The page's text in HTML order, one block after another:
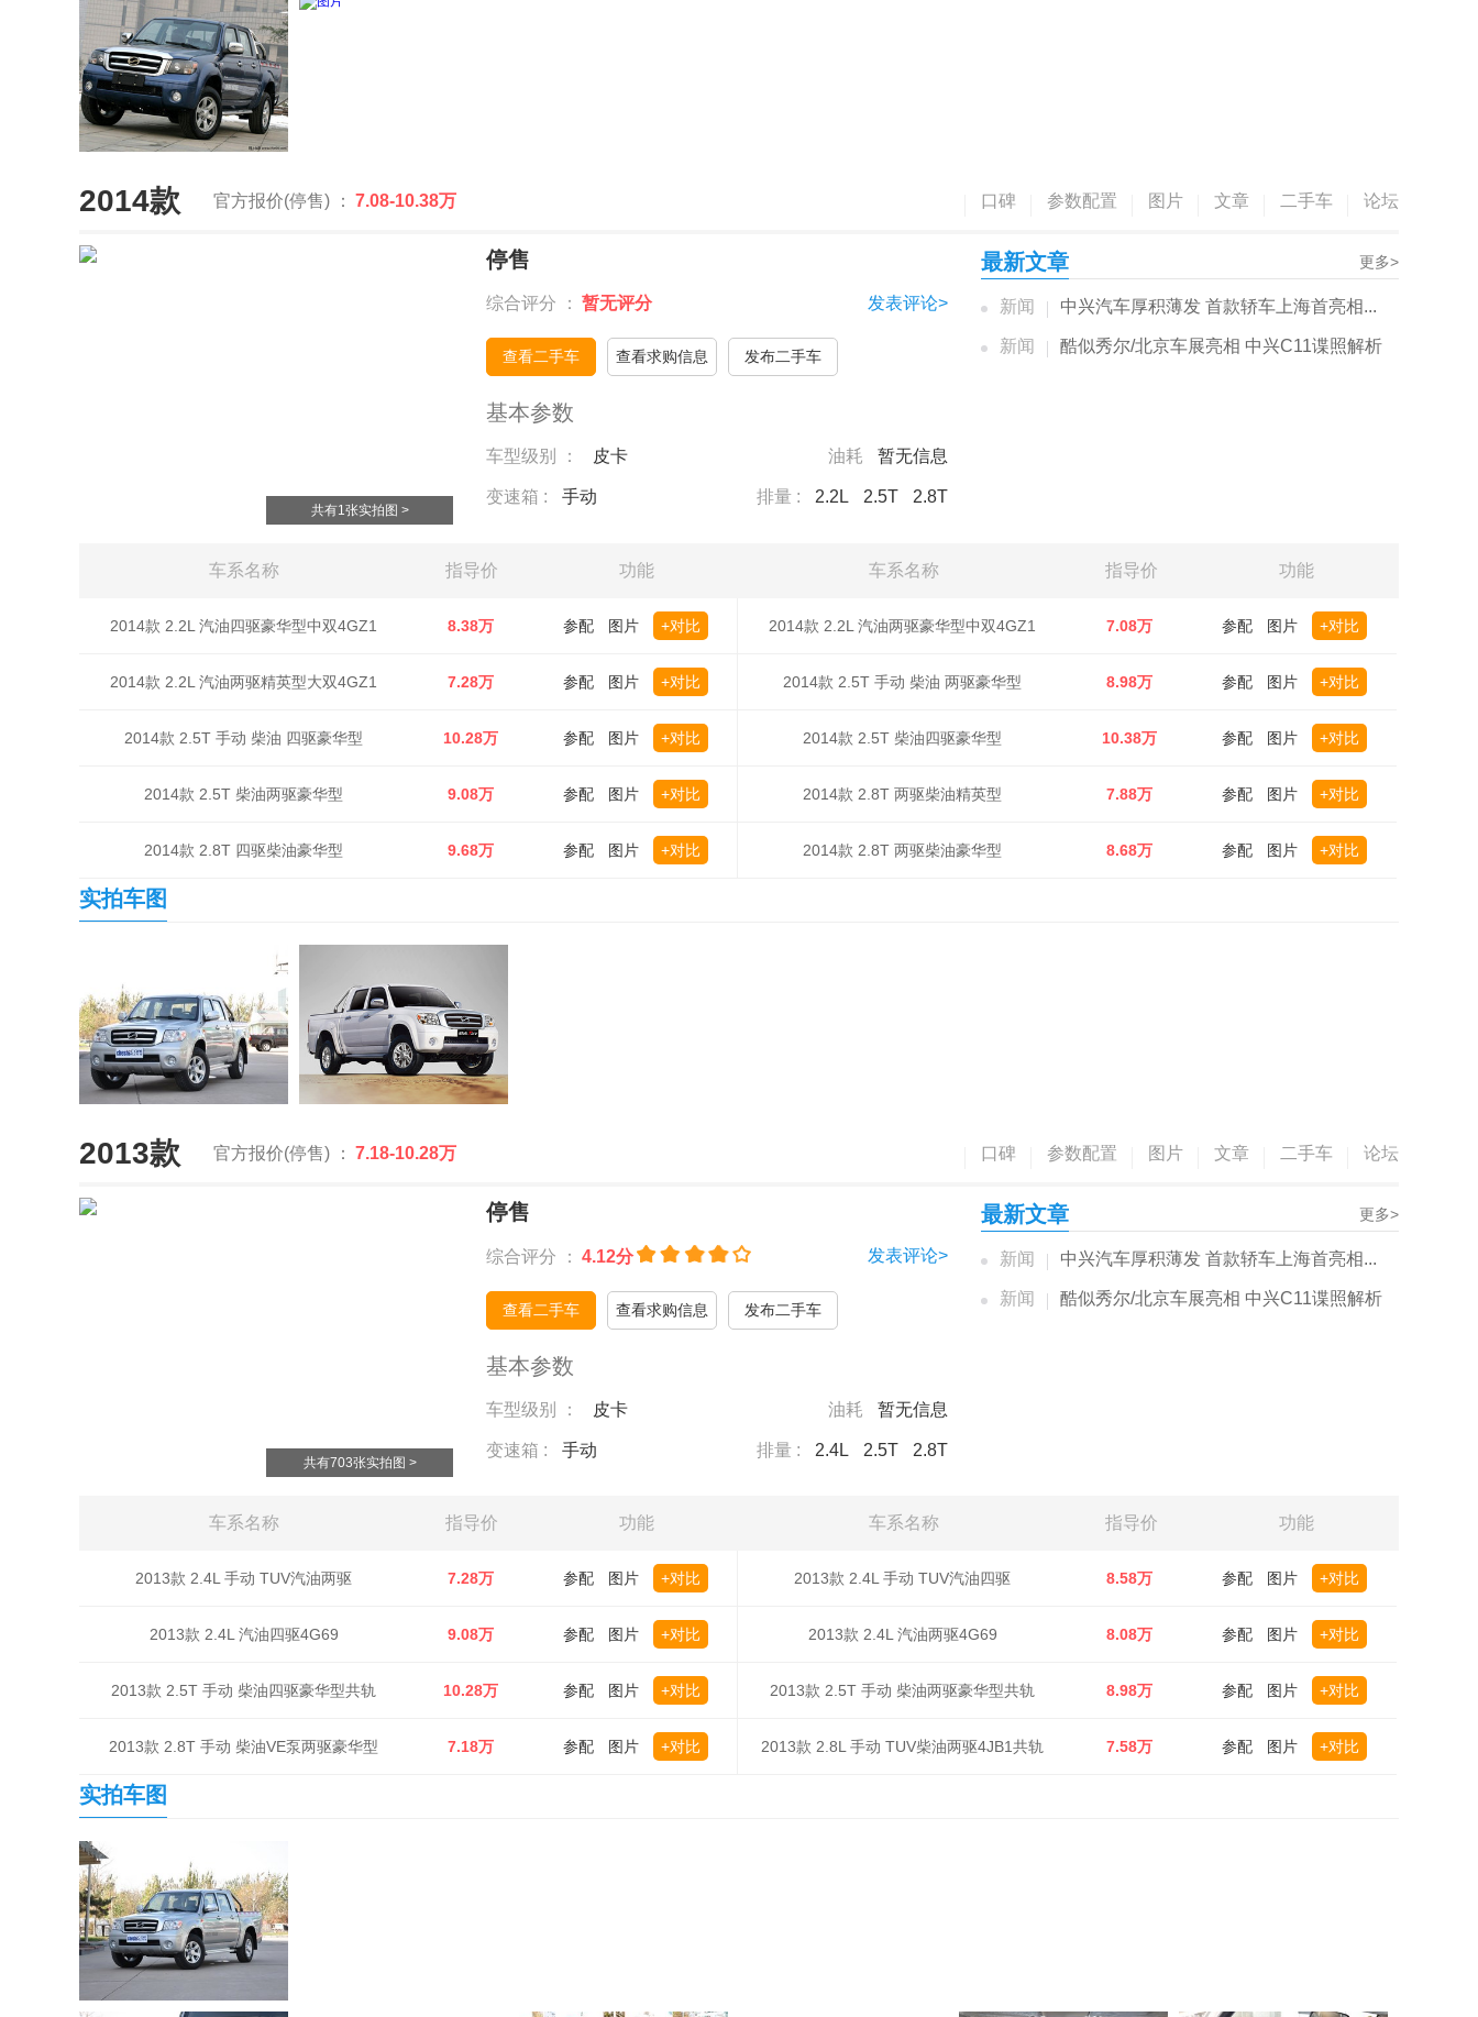
2014款 官方报价(停售) ： 7.08-10.38万 口碑 参数配置 图片 文章 二手车 论坛
共有1张实拍图 >
停售
综合评分 ： 暂无评分 发表评论>
查看二手车 查看求购信息 发布二手车
基本参数
车型级别 ： 皮卡 油耗 暂无信息
变速箱 : 手动 排量 : 2.2L 2.5T 2.8T
最新文章 更多>
新闻 中兴汽车厚积薄发 首款轿车上海首亮相...
新闻 酷似秀尔/北京车展亮相 中兴C11谍照解析
车系名称 指导价 功能 车系名称 指导价 功能
2014款 2.2L 汽油四驱豪华型中双4GZ1 8.38万 参配 图片 +对比
2014款 2.2L 汽油两驱精英型大双4GZ1 7.28万 参配 图片 +对比
2014款 2.5T 手动 柴油 四驱豪华型 10.28万 参配 图片 +对比
2014款 2.5T 柴油两驱豪华型 9.08万 参配 图片 +对比
2014款 2.8T 四驱柴油豪华型 9.68万 参配 图片 +对比
2014款 2.2L 汽油两驱豪华型中双4GZ1 7.08万 参配 图片 +对比
2014款 2.5T 手动 柴油 两驱豪华型 8.98万 参配 图片 +对比
2014款 2.5T 柴油四驱豪华型 10.38万 参配 图片 +对比
2014款 2.8T 两驱柴油精英型 7.88万 参配 图片 +对比
2014款 2.8T 两驱柴油豪华型 8.68万 参配 图片 +对比
实拍车图
2013款 官方报价(停售) ： 7.18-10.28万 口碑 参数配置 图片 文章 二手车 论坛
共有703张实拍图 >
停售
综合评分 ： 4.12分 发表评论>
查看二手车 查看求购信息 发布二手车
基本参数
车型级别 ： 皮卡 油耗 暂无信息
变速箱 : 手动 排量 : 2.4L 2.5T 2.8T
最新文章 更多>
新闻 中兴汽车厚积薄发 首款轿车上海首亮相...
新闻 酷似秀尔/北京车展亮相 中兴C11谍照解析
车系名称 指导价 功能 车系名称 指导价 功能
2013款 2.4L 手动 TUV汽油两驱 7.28万 参配 图片 +对比
2013款 2.4L 汽油四驱4G69 9.08万 参配 图片 +对比
2013款 2.5T 手动 柴油四驱豪华型共轨 10.28万 参配 图片 +对比
2013款 2.8T 手动 柴油VE泵两驱豪华型 7.18万 参配 图片 +对比
2013款 2.4L 手动 TUV汽油四驱 8.58万 参配 图片 +对比
2013款 2.4L 汽油两驱4G69 8.08万 参配 图片 +对比
2013款 2.5T 手动 柴油两驱豪华型共轨 8.98万 参配 图片 +对比
2013款 2.8L 手动 TUV柴油两驱4JB1共轨 7.58万 参配 图片 +对比
实拍车图